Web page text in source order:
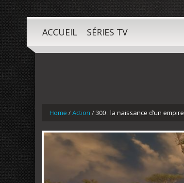
ACCUEIL SÉRIES TV
Home /Action /300 : la naissance d’un empire